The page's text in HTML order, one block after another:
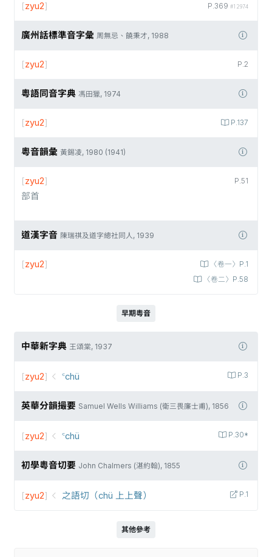
P.369 #12974
[zyu2]
廣州話標準音字彙 周無忌、饒秉才, 1988
P.2
[zyu2]
粵語同音字典 馮田獵, 1974
P.137
[zyu2]
粵音韻彙 黃錫凌, 1980 (1941)
P.51
[zyu2]
部首
道漢字音 陳瑞祺及道字總社同人, 1939
〈卷一〉P.1
〈卷二〉P.58
[zyu2]
早期粵音
中華新字典 王頌棠, 1937
P.3
[zyu2] ꜂chü
英華分韻撮要 Samuel Wells Williams (衛三畏廉士甫), 1856
P.30*
[zyu2] ꜂chü
初學粵音切要 John Chalmers (湛約翰), 1855
P.1
[zyu2] 之語切（chü 上上聲）
其他參考